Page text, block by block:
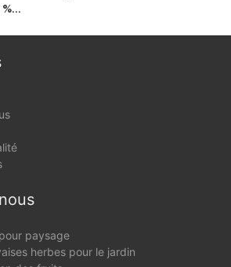
paysage
herbes pour le jardin